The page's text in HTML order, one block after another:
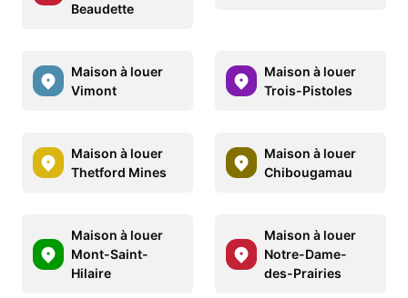
Beaudette
Maison à louer
Vimont
Maison à louer
Trois-Pistoles
Maison à louer
Thetford Mines
Maison à louer
Chibougamau
Maison à louer
Mont-Saint-
Hilaire
Maison à louer
Notre-Dame-
des-Prairies